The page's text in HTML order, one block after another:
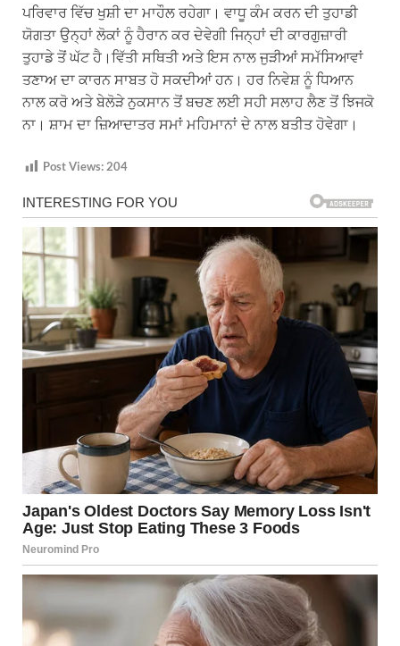
ਪਰਿਵਾਰ ਵਿੱਚ ਖੁਸ਼ੀ ਦਾ ਮਾਹੌਲ ਰਹੇਗਾ। ਵਾਧੂ ਕੰਮ ਕਰਨ ਦੀ ਤੁਹਾਡੀ
ਯੋਗਤਾ ਉਨ੍ਹਾਂ ਲੋਕਾਂ ਨੂੰ ਹੈਰਾਨ ਕਰ ਦੇਵੇਗੀ ਜਿਨ੍ਹਾਂ ਦੀ ਕਾਰਗੁਜ਼ਾਰੀ
ਤੁਹਾਡੇ ਤੋਂ ਘੱਟ ਹੈ।ਵਿੱਤੀ ਸਥਿਤੀ ਅਤੇ ਇਸ ਨਾਲ ਜੁੜੀਆਂ ਸਮੱਸਿਆਵਾਂ
ਤਣਾਅ ਦਾ ਕਾਰਨ ਸਾਬਤ ਹੋ ਸਕਦੀਆਂ ਹਨ। ਹਰ ਨਿਵੇਸ਼ ਨੂੰ ਧਿਆਨ
ਨਾਲ ਕਰੋ ਅਤੇ ਬੇਲੋੜੇ ਨੁਕਸਾਨ ਤੋਂ ਬਚਣ ਲਈ ਸਹੀ ਸਲਾਹ ਲੈਣ ਤੋਂ ਝਿਜਕੋ
ਨਾ। ਸ਼ਾਮ ਦਾ ਜ਼ਿਆਦਾਤਰ ਸਮਾਂ ਮਹਿਮਾਨਾਂ ਦੇ ਨਾਲ ਬਤੀਤ ਹੋਵੇਗਾ।
Post Views:204